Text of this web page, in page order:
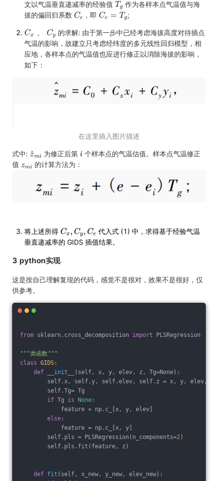
文以气温垂直递减率的经验值
作为各样本点气温值与海
拔的偏回归系数
，即 ;
的求解: 由于第一步中已经考虑海拔高度对待插点
气温的影响，故建立只考虑经纬度的多元线性回归模型，相
应地，各样本点的气温值也应进行修正以消除海拔的影响，
如下：
在这里插入图片描述
式中: 为修正后第 个样本点的气温估值。样本点气温修正
值
的计算方法为：
将上述所得
代入式 (1) 中，求得基于经验气温
垂直递减率的 GIDS 插值结果。
3 python实现
这是按自己理解复现的代码，感觉不是很对，效果不是很好，仅
供参考。
from sklearn.cross_decomposition import PLSRegression
"""类函数"""
class GIDS :
def
__init__ (self, x, y, elev, z, Tg=None) :
self.x, self.y, self.elev, self.z = x, y, elev, z
self.Tg= Tg
if Tg is None :
feature = np.c_[x, y, elev]
else :
feature = np.c_[x, y]
self.pls = PLSRegression(n_components=2)
self.pls.fit(feature, z)
def fit (self, x_new, y_new, elev_new) :